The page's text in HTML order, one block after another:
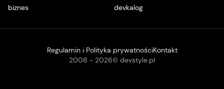
biznes
devkalog
2008 - 2026© devstyle.pl
Regulamin i Polityka prywatnościKontakt